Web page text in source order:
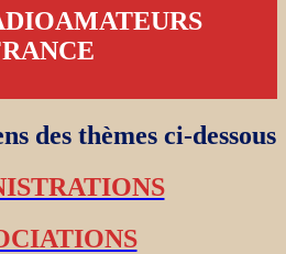
des thèmes ci-dessous